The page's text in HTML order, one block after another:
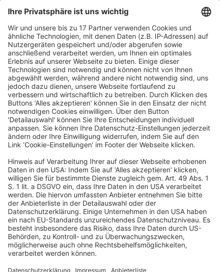
Gewerkschaften in Sorge
Die Gewerkschaft Nahrung-Genuss-Gaststätten (NGG)
befürchtet durch die geplanten Arbeitszeitreformen
massive Gesundheitsbelastungen. „Nach acht
Stunden steigt das Unfallrisiko rapide an“, warnt der
stellvertretende NGG-Vorsitzende Freddy Adjan. Auch
die Vereinbarkeit von Familie und Beruf gerate unter
Druck. „Wer holt die Kinder aus Kita oder Hort, wenn
die Schicht zwölf Stunden dauert?“
CSU lehnt Vorstoß ab
Bundesinnenminister Alexander Dobrindt (CSU) bleibt
bei seiner ablehnenden Haltung zu
Steuererhöhungen. Er wünsche der Koalition mehr
„Harmonie statt Hyperventilieren“. Eine Insa-Umfrage
zeigt jedoch: 55 Prozent der Deutschen sprechen sich
für höhere Abgaben bei Spitzenverdienern aus.
Die obersten 10 Prozent der Steuerpflichtigen – ab
87162 € Jahreseinkommen – tragen bereits 56,9
Prozent des gesamten
Einkommensteueraufkommens.